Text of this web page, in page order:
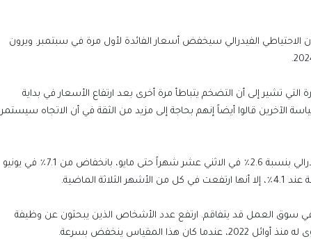
احتمالية تزيد قليلاً عن 70٪ بأن الاحتياطي الفيدرالي سيخفض أسعار الفائدة لأول مرة في سبتمبر. ويرون
التي تشير إلى أن التضخم يتباطأ مرة أخرى بعد ارتفاع الأسعار في بداية
الآخرين قالوا أيضاً إنهم بحاجة إلى مزيد من الثقة في أن الاتجاه سيستمر
ارتفع مقياس التضخم المفضل للاحتياطي الفيدرالي بنسبة 2.6٪ في الاثني عشر شهراً حتى مايو، بانخفاض من 7.1٪ في يونيو
سوق العمل قد يتفاقم. ارتفع عدد الأشخاص الذين يبحثون عن وظيفة